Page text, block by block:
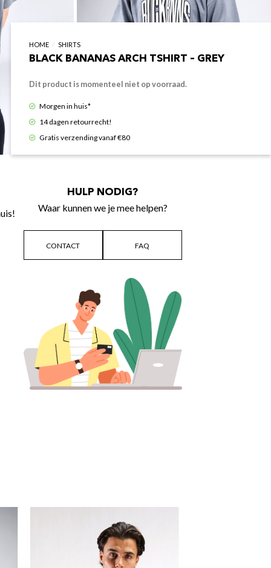
HOME / SHIRTS
BLACK BANANAS ARCH TSHIRT – GREY
Dit product is momenteel niet op voorraad.
Morgen in huis*
14 dagen retourrecht!
Gratis verzending vanaf €80
HULP NODIG?
Waar kunnen we je mee helpen?
CONTACT FAQ